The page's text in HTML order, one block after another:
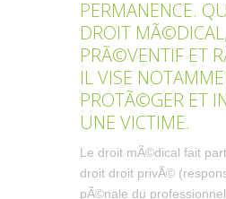
PERMANENCE.
DROIT MÃ©DICAL,
PRÃ©VENTIF ET
IL VISE
PROTÃ©GER ET
UNE VICTIME.
Le droit mÃ©dical fait
droit droit privÃ©
pÃ©nale du